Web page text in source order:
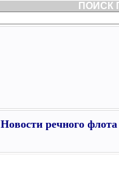
ПОИСК
Новости речного